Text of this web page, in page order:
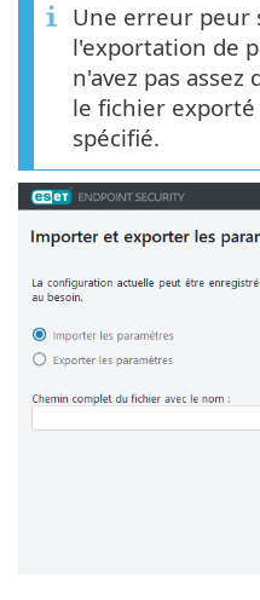
Une erreur peur
l'exportation de
n'avez pas
le fichier
spécifié.